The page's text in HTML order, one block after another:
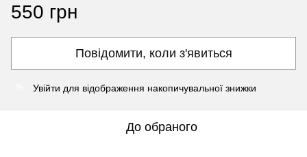
550 грн
Повідомити, коли з'явиться
Увійти для відображення накопичувальної знижки
До обраного